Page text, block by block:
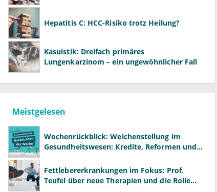
Hepatitis C: HCC-Risiko trotz Heilung?
Kasuistik: Dreifach primäres
Lungenkarzinom – ein ungewöhnlicher Fall
Meistgelesen
Wochenrückblick: Weichenstellung im
Gesundheitswesen: Kredite, Reformen und
Fettlebererkrankungen im Fokus: Prof.
Teufel über neue Therapien und die Rolle